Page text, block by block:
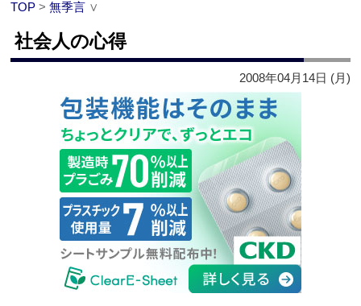
TOP >無季言 ∨
社会人の心得
2008年04月14日 (月)